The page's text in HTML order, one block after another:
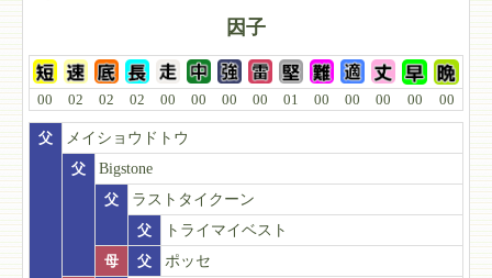
因子
00 02 02 02 00 00 00 00 01 00 00 00 00 00
父
メイショウドトウ
父
Bigstone
父
ラストタイクーン
父
トライマイベスト
母
父
ポッセ